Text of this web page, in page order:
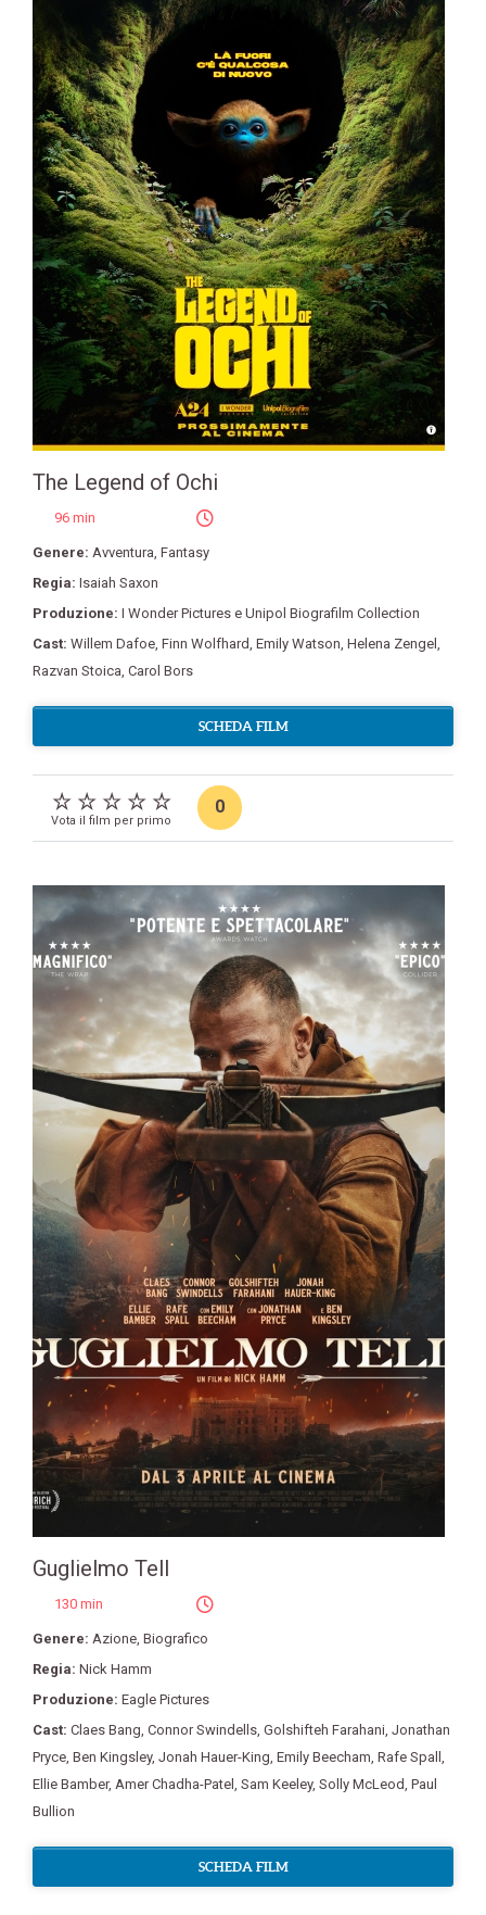
The Legend of Ochi
96 min
Genere: Avventura, Fantasy
Regia: Isaiah Saxon
Produzione: I Wonder Pictures e Unipol Biografilm Collection
Cast: Willem Dafoe, Finn Wolfhard, Emily Watson, Helena Zengel ,
Razvan Stoica, Carol Bors
SCHEDA FILM
Vota il film per primo
0
Guglielmo Tell
130 min
Genere: Azione, Biografico
Regia: Nick Hamm
Produzione: Eagle Pictures
Cast: Claes Bang, Connor Swindells, Golshifteh Farahani, Jonathan
Pryce, Ben Kingsley, Jonah Hauer-King, Emily Beecham, Rafe Spall ,
Ellie Bamber, Amer Chadha-Patel , Sam Keeley, Solly McLeod, Paul
Bullion
SCHEDA FILM